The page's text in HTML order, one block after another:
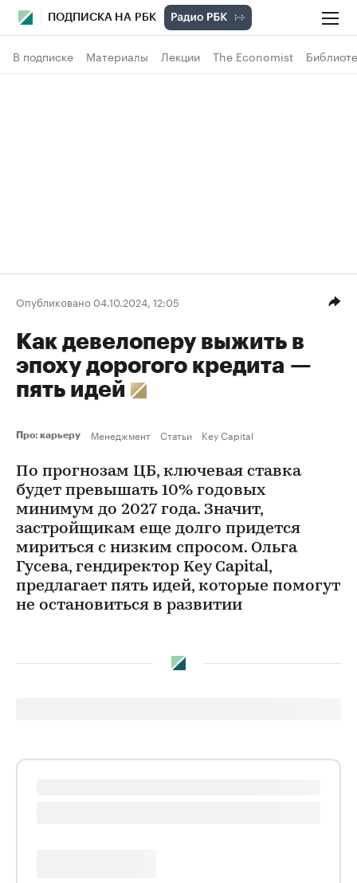
ПОДПИСКА НА РБК
В подписке Материалы Лекции The Economist
Опубликовано 04.10.2024, 12:05
Как девелоперу выжить в
эпоху дорогого кредита —
пять идей
Про: карьеру Менеджмент Статьи Key Capital
По прогнозам ЦБ, ключевая ставка
будет превышать 10% годовых
минимум до 2027 года. Значит,
застройщикам еще долго придется
мириться с низким спросом. Ольга
Гусева, гендиректор Key Capital,
предлагает пять идей, которые помогут
не остановиться в развитии